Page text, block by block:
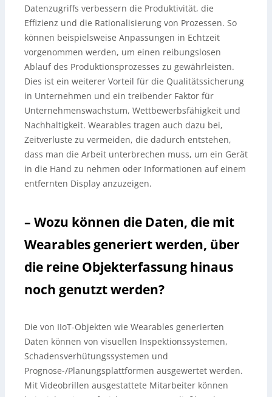
Datenzugriffs verbessern die Produktivität, die
Effizienz und die Rationalisierung von Prozessen. So
können beispielsweise Anpassungen in Echtzeit
vorgenommen werden, um einen reibungslosen
Ablauf des Produktionsprozesses zu gewährleisten.
Dies ist ein weiterer Vorteil für die Qualitätssicherung
in Unternehmen und ein treibender Faktor für
Unternehmenswachstum, Wettbewerbsfähigkeit und
Nachhaltigkeit. Wearables tragen auch dazu bei,
Zeitverluste zu vermeiden, die dadurch entstehen,
dass man die Arbeit unterbrechen muss, um ein Gerät
in die Hand zu nehmen oder Informationen auf einem
entfernten Display anzuzeigen.
– Wozu können die Daten, die mit
Wearables generiert werden, über
die reine Objekterfassung hinaus
noch genutzt werden?
Die von IIoT-Objekten wie Wearables generierten
Daten können von visuellen Inspektionssystemen,
Schadensverhütungssystemen und
Prognose-/Planungsplattformen ausgewertet werden.
Mit Videobrillen ausgestattete Mitarbeiter können